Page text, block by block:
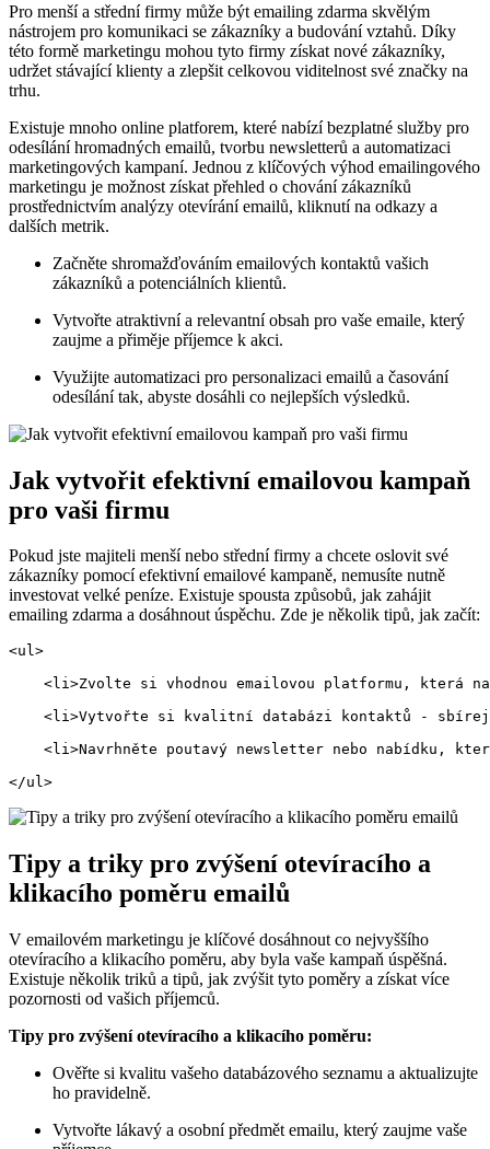
Pro menší a střední firmy může být emailing zdarma skvělým
nástrojem pro komunikaci se zákazníky a budování vztahů. Díky
této formě marketingu mohou tyto firmy získat nové zákazníky,
udržet stávající klienty a zlepšit celkovou viditelnost své značky na
trhu.
Existuje mnoho online platforem, které nabízí bezplatné služby pro
odesílání hromadných emailů, tvorbu newsletterů a automatizaci
marketingových kampaní. Jednou z klíčových výhod emailingového
marketingu je možnost získat přehled o chování zákazníků
prostřednictvím analýzy otevírání emailů, kliknutí na odkazy a
dalších metrik.
Začněte shromažďováním emailových kontaktů vašich
zákazníků a potenciálních klientů.
Vytvořte atraktivní a relevantní obsah pro vaše emaile, který
zaujme a přiměje příjemce k akci.
Využijte automatizaci pro personalizaci emailů a časování
odesílání tak, abyste dosáhli co nejlepších výsledků.
Jak vytvořit efektivní emailovou kampaň
pro vaši firmu
Pokud jste majiteli menší nebo střední firmy a chcete oslovit své
zákazníky pomocí efektivní emailové kampaně, nemusíte nutně
investovat velké peníze. Existuje spousta způsobů, jak zahájit
emailing zdarma a dosáhnout úspěchu. Zde je několik tipů, jak začít:
<ul>
<li>Zvolte si vhodnou emailovou platformu, která
<li>Vytvořte si kvalitní databázi kontaktů -
<li>Navrhněte poutavý newsletter nebo nabídku,
</ul>
Tipy a triky pro zvýšení otevíracího a
klikacího poměru emailů
V emailovém marketingu je klíčové dosáhnout co nejvyššího
otevíracího a klikacího poměru, aby byla vaše kampaň úspěšná.
Existuje několik triků a tipů, jak zvýšit tyto poměry a získat více
pozornosti od vašich příjemců.
Tipy pro zvýšení otevíracího a klikacího poměru:
Ověřte si kvalitu vašeho databázového seznamu a aktualizujte
ho pravidelně.
Vytvořte lákavý a osobní předmět emailu, který zaujme vaše